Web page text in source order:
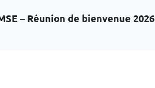
– Réunion de bienvenue 2026